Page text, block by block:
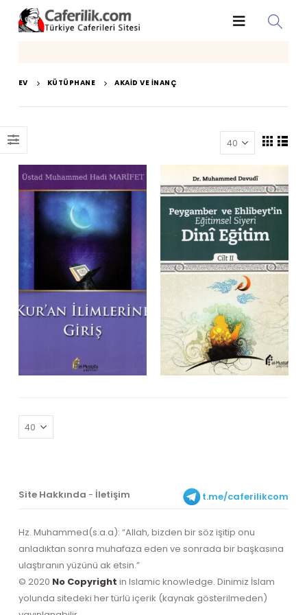
EV KÜTÜPHANE AKAID VE İNANÇ
Site Hakkında - İletişim t.me/caferilikcom
Hz. Muhammed(s.a.a): “Allah, bizden bir söz işitip onu
anladıktan sonra muhafaza eden ve sonrada bir başkasına
ulaştıranın yüzünü ak etsin.”
© 2020 No Copyright in Islamic knowledge. Dinimiz İslam
yolunda sitedeki her türlü içerik (kaynak gösterilmeden)